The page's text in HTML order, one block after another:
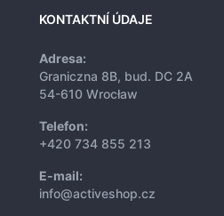
KONTAKTNÍ ÚDAJE
Adresa:
Graniczna 8B, bud. DC 2A
54-610 Wrocław
Telefon:
+420 734 855 213
E-mail:
info@activeshop.cz